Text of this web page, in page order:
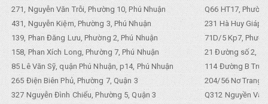
271, Nguyễn Văn Trỗi, Phường 10, Phú Nhuận
Q66 HT17,
431, Nguyễn Kiệm, Phường 3, Phú Nhuận
231 Hà Huy Giáp,
139, Phan Đăng Lưu, Phường 2, Phú Nhuận
71D/5 Kp7,
158, Phan Xích Long, Phường 7, Phú Nhuận
21 Đường số 2,
85 Lê Văn Sỹ, quận Phú Nhuận, p14, Phú Nhuận
114 Đường B
265 Điện Biên Phủ, Phường 7, Quận 3
204/56 Nơ Trang
327 Nguyễn Đình Chiểu, Phường 5, Quận 3
Q312 Nguyền